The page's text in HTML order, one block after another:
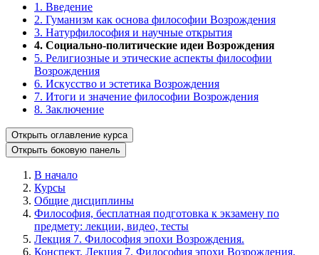
1. Введение
2. Гуманизм как основа философии Возрождения
3. Натурфилософия и научные открытия
4. Социально-политические идеи Возрождения
5. Религиозные и этические аспекты философии
Возрождения
6. Искусство и эстетика Возрождения
7. Итоги и значение философии Возрождения
8. Заключение
Открыть оглавление курса
Открыть боковую панель
В начало
Курсы
Общие дисциплины
Философия, бесплатная подготовка к экзамену по
предмету: лекции, видео, тесты
Лекция 7. Философия эпохи Возрождения.
Конспект. Лекция 7. Философия эпохи Возрождения.